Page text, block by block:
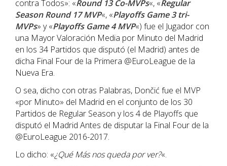
contra Todos»: «Round 13 Co-MVPs«, «Regular
Season Round 17 MVP«, «Playoffs Game 3 tri-
MVPs» y «Playoffs Game 4 MVP«) fue el Jugador con
una Mayor Valoración Media por Minuto del Madrid
en los 34 Partidos que disputó (el Madrid) antes de
dicha Final Four de la Primera @EuroLeague de la
Nueva Era.
O sea, dicho con otras Palabras, Dončić fue el MVP
«por Minuto» del Madrid en el conjunto de los 30
Partidos de Regular Season y los 4 de Playoffs que
disputó el Madrid Antes de disputar la Final Four de la
@EuroLeague 2016-2017.
Lo dicho: «¿Qué Más nos queda por ver?«.